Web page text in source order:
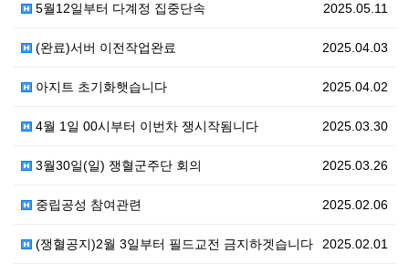
2025.05.11
5월12일부터 다계정 집중단속
2025.04.03
(완료)서버 이전작업완료
2025.04.02
아지트 초기화햇습니다
2025.03.30
4월 1일 00시부터 이번차 쟁시작됨니다
2025.03.26
3월30일(일) 쟁혈군주단 회의
2025.02.06
중립공성 참여관련
2025.02.01
(쟁혈공지)2월 3일부터 필드교전 금지하겟습니다